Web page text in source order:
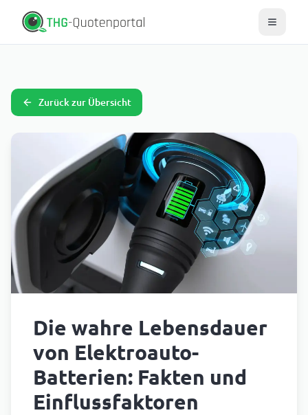
Zurück zur Übersicht
Die wahre Lebensdauer
von Elektroauto-
Batterien: Fakten und
Einflussfaktoren